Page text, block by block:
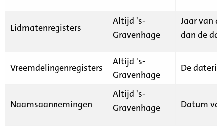
Lidmatenregisters
Altijd 's-
Gravenhage
Jaar van
dan de
Vreemdelingenregisters
Altijd 's-
Gravenhage
De
Naamsaannemingen
Altijd 's-
Gravenhage
Datum